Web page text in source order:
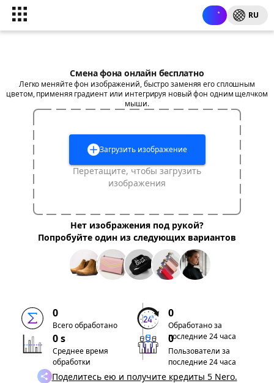
RU
Смена фона онлайн бесплатно
Легко меняйте фон изображений, быстро заменяя его сплошным
цветом, применяя градиент или интегрируя новый фон одним щелчком
мыши.
Загрузить изображение
Перетащите, чтобы загрузить
изображения
Нет изображения под рукой?
Попробуйте один из следующих вариантов
0
Всего обработано
0
Обработано за
последние 24 часа
0 s
Среднее время
обработки
0
Пользователи за
последние 24 часа
Поделитесь ею и получите кредиты 5 Nero.